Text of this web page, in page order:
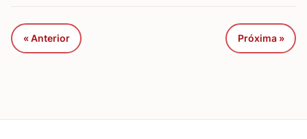
« Anterior Próxima »